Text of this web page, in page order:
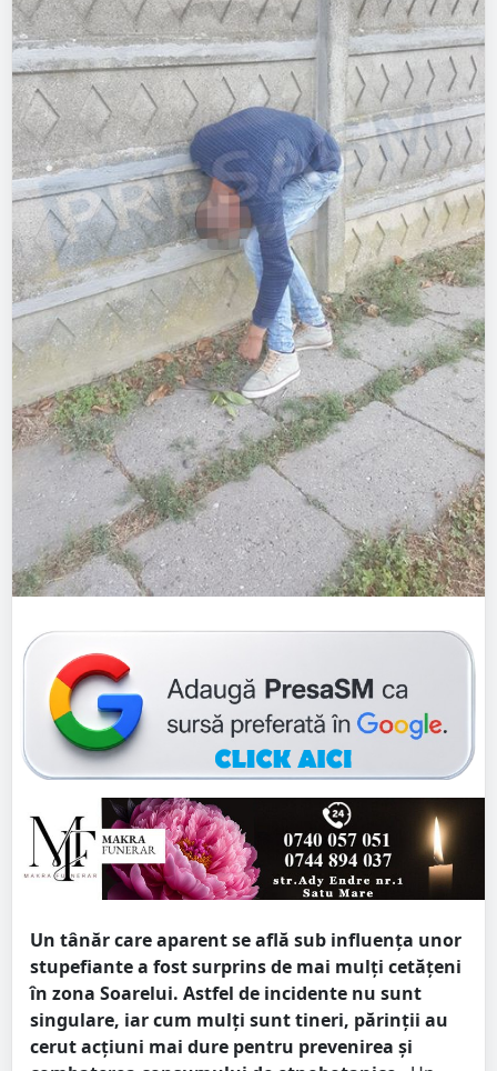
Un tânăr care aparent se află sub influența unor
stupefiante a fost surprins de mai mulți cetățeni
în zona Soarelui. Astfel de incidente nu sunt
singulare, iar cum mulți sunt tineri, părinții au
cerut acțiuni mai dure pentru prevenirea și